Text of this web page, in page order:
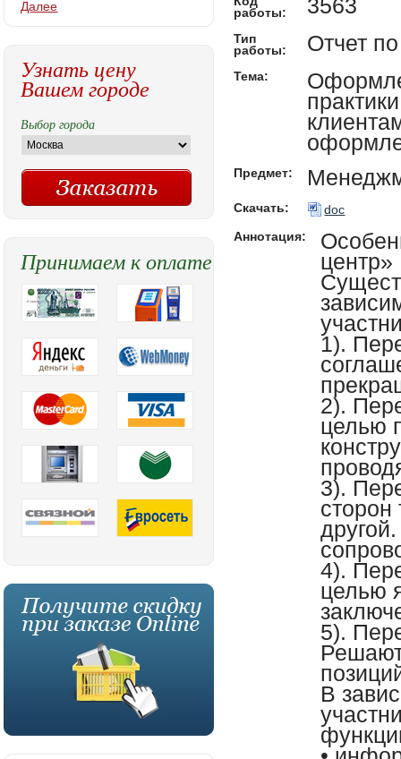
работы:
3563
Тип
работы:
Отчет
Тема:
Предмет:
Скачать:
doc
Аннотация:
центр»
1).
2).
целью
3).
сторон
4).
целью
5).
В
Далее
Узнать цену
Вашем городе
Выбор города
Принимаем к оплате